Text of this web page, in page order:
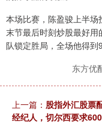
本场比赛，陈盈骏上半
末节最后时刻炒股最好
队锁定胜局，全场他得到
东方优
上一篇： 股指外汇股票
经纪人，切尔西要求